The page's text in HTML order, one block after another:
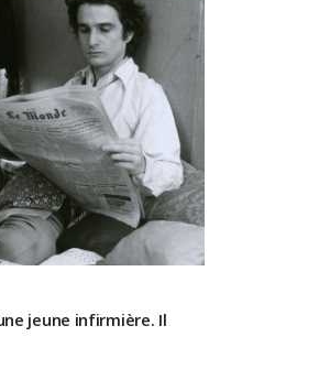
jeune infirmière. Il